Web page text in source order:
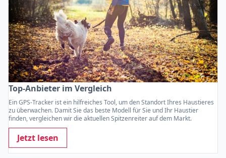
Top-Anbieter im Vergleich
Ein GPS-Tracker ist ein hilfreiches Tool, um den Standort Ihres Haustieres
zu überwachen. Damit Sie das beste Modell für Sie und Ihr Haustier
finden, vergleichen wir die aktuellen Spitzenreiter auf dem Markt.
Jetzt lesen